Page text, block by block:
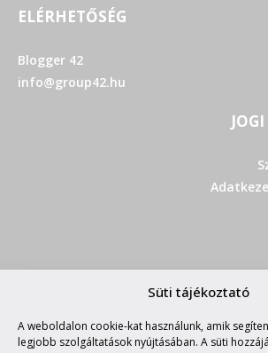
Süti tájékoztató
A weboldalon cookie-kat használunk, amik
legjobb szolgáltatások nyújtásában. A süti
ELÉRHETŐSÉG
Blogger 42
info@group42.hu